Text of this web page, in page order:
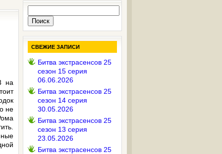
на
не
СВЕЖИЕ ЗАПИСИ
Битва экстрасенсов 25
сезон 15 серия
06.06.2026
Битва экстрасенсов 25
сезон 14 серия
30.05.2026
Битва экстрасенсов 25
сезон 13 серия
23.05.2026
Битва экстрасенсов 25